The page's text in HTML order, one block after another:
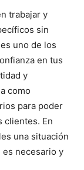
trabajar y
sin
uno de los
en tus
y
como
para poder
clientes. En
una situación
necesario y